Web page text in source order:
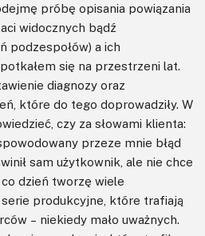
próbę opisania powiązania
widocznych bądź
podzespołów) a ich
się na przestrzeni lat.
diagnozy oraz
które do tego doprowadziły. W
czy za słowami klienta:
przeze mnie błąd
sam użytkownik, ale nie chce
dzień tworzę wiele
produkcyjne, które trafiają
– niekiedy mało uważnych.